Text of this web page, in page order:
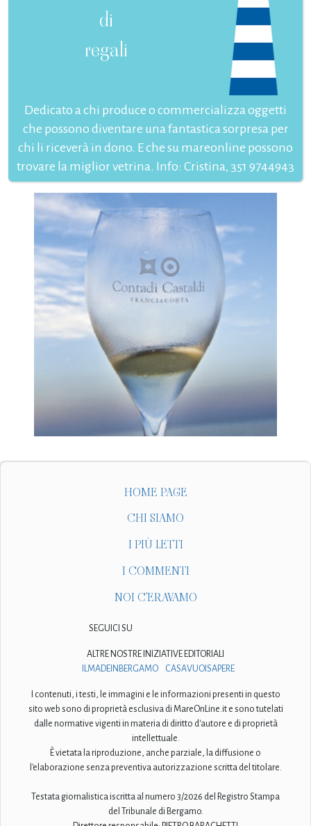
di
regali
Dedicato a chi produce o commercializza oggetti
che possono diventare una fantastica sorpresa per
chi li riceverà in dono. E che su mareonline possono
trovare la miglior vetrina. Info: Cristina, 351 9744943
HOME PAGE
CHI SIAMO
I PIÙ LETTI
I COMMENTI
NOI C'ERAVAMO
SEGUICI SU
ALTRE NOSTRE INIZIATIVE EDITORIALI
ILMADEINBERGAMO
CASAVUOISAPERE
I contenuti, i testi, le immagini e le informazioni presenti in questo
sito web sono di proprietà esclusiva di MareOnLine.it e sono tutelati
dalle normative vigenti in materia di diritto d'autore e di proprietà
intellettuale.
È vietata la riproduzione, anche parziale, la diffusione o
l'elaborazione senza preventiva autorizzazione scritta del titolare.
Testata giornalistica iscritta al numero 3/2026 del Registro Stampa
del Tribunale di Bergamo.